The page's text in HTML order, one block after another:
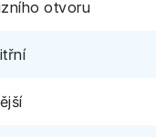
otvoru